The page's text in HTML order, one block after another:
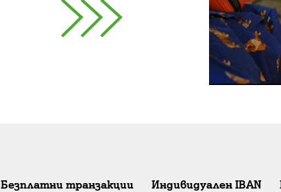
Безплатни транзакции Индивидуален IBAN